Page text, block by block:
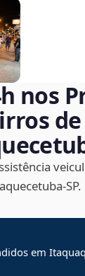
nos
de
em